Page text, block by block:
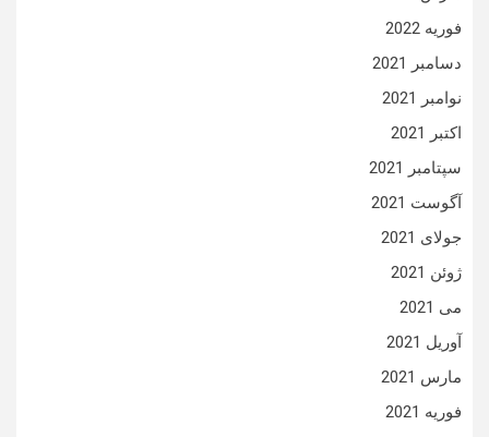
فوریه 2022
دسامبر 2021
نوامبر 2021
اکتبر 2021
سپتامبر 2021
آگوست 2021
جولای 2021
ژوئن 2021
می 2021
آوریل 2021
مارس 2021
فوریه 2021